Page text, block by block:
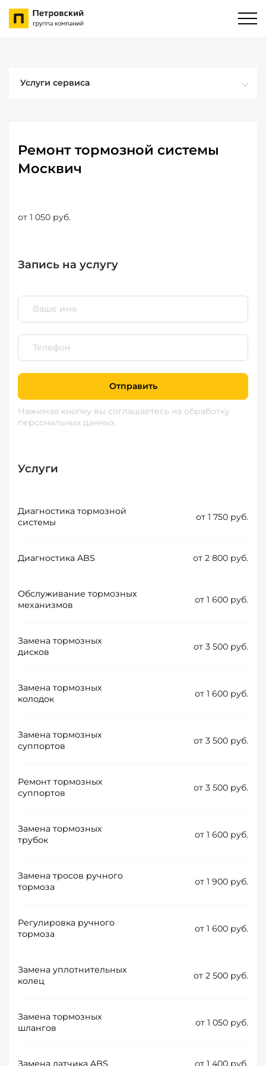
Услуги сервиса
Ремонт тормозной системы
Москвич
от 1 050 руб.
Запись на услугу
Отправить
Нажимая кнопку вы соглашаетесь на обработку
персональных данных
Услуги
Диагностика тормозной
системы
от 1 750 руб.
Диагностика ABS от 2 800 руб.
Обслуживание тормозных
механизмов
от 1 600 руб.
Замена тормозных
дисков
от 3 500 руб.
Замена тормозных
колодок
от 1 600 руб.
Замена тормозных
суппортов
от 3 500 руб.
Ремонт тормозных
суппортов
от 3 500 руб.
Замена тормозных
трубок
от 1 600 руб.
Замена тросов ручного
тормоза
от 1 900 руб.
Регулировка ручного
тормоза
от 1 600 руб.
Замена уплотнительных
колец
от 2 500 руб.
Замена тормозных
шлангов
от 1 050 руб.
Замена датчика ABS от 1 400 руб.